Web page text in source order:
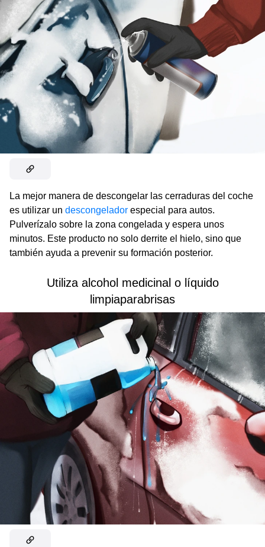
La mejor manera de descongelar las cerraduras del coche
es utilizar un descongelador especial para autos.
Pulverízalo sobre la zona congelada y espera unos
minutos. Este producto no solo derrite el hielo, sino que
también ayuda a prevenir su formación posterior.
Utiliza alcohol medicinal o líquido
limpiaparabrisas